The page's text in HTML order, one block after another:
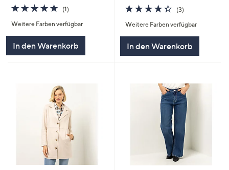
5.0
von
5
(1)1
Weitere Farben verfügbar
In den Warenkorb
4.3
von
5
(3)3
Weitere Farben verfügbar
In den Warenkorb